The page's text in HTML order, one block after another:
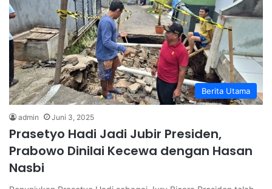
Berita Utama
admin Juni 3, 2025
Prasetyo Hadi Jadi Jubir Presiden,
Prabowo Dinilai Kecewa dengan Hasan
Nasbi